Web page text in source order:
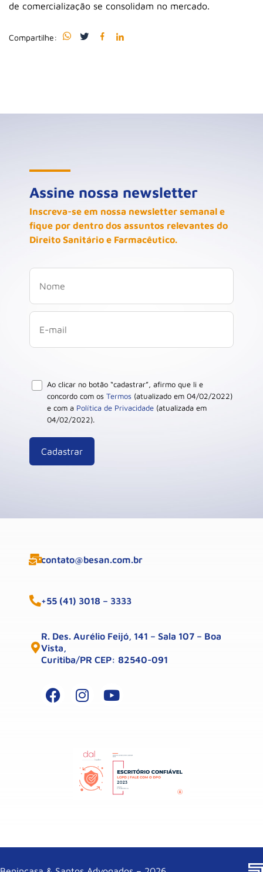
de comercialização se consolidam no mercado.
Compartilhe:
Assine nossa newsletter
Inscreva-se em nossa newsletter semanal e
fique por dentro dos assuntos relevantes do
Direito Sanitário e Farmacêutico.
Ao clicar no botão “cadastrar”, afirmo que li e
concordo com os Termos (atualizado em 04/02/2022)
e com a Política de Privacidade (atualizada em
04/02/2022).
contato@besan.com.br
+55 (41) 3018 – 3333
R. Des. Aurélio Feijó, 141 – Sala 107 – Boa
Vista,
Curitiba/PR CEP: 82540-091